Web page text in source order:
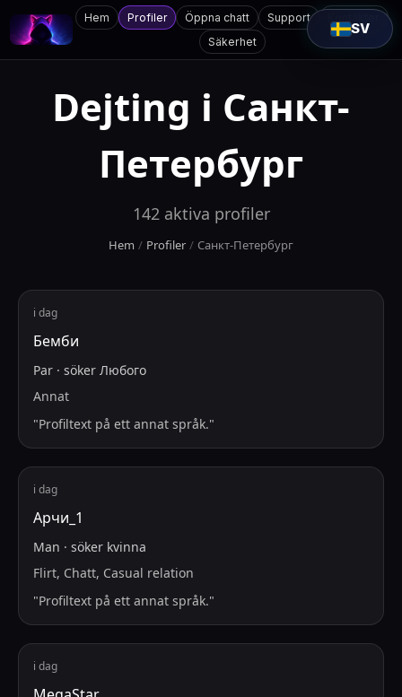
Hem Profiler Öppna chatt Support
Säkerhet
SV
Dejting i Санкт-
Петербург
142 aktiva profiler
Hem / Profiler / Санкт-Петербург
i dag
Бемби
Par · söker Любого
Annat
"Profiltext på ett annat språk."
i dag
Арчи_1
Man · söker kvinna
Flirt, Chatt, Casual relation
"Profiltext på ett annat språk."
i dag